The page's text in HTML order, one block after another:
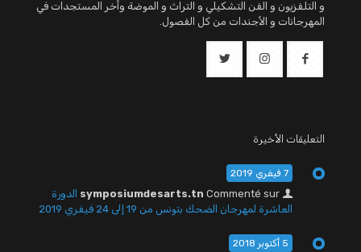
و التلفزيون و الفن التشكيلي و التراث و الموضة وأخر المستجدات في
المهرجانات و الأجندات من كل الفصول.
التعليقات الأخيرة
7 فيفري 2019
symposiumdesarts.tn Commenté sur
الدورة
العاشرة لمهرجان الضحك بتونس من 19 إلى 24 فيفري 2019
5 أكتوبر 2018